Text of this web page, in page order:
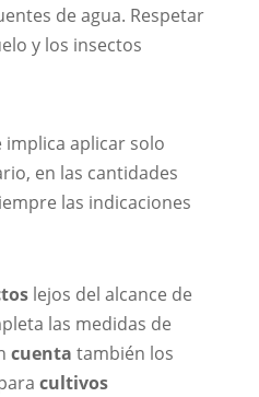
de agua. Respetar
y los insectos
implica aplicar solo
en las cantidades
las indicaciones
lejos del alcance de
las medidas de
cuenta también los
cultivos